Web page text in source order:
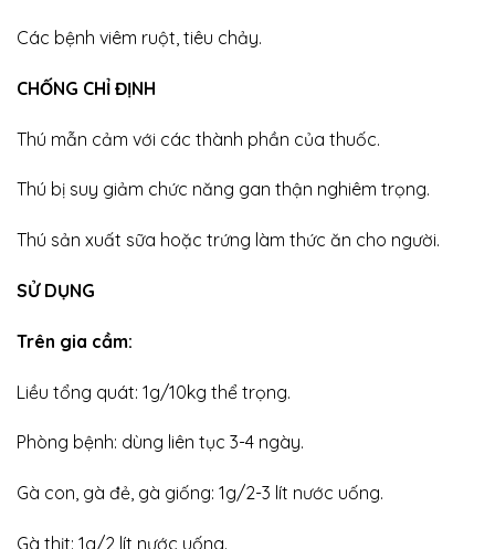
Các bệnh viêm ruột, tiêu chảy.
CHỐNG CHỈ ĐỊNH
Thú mẫn cảm với các thành phần của thuốc.
Thú bị suy giảm chức năng gan thận nghiêm trọng.
Thú sản xuất sữa hoặc trứng làm thức ăn cho người.
SỬ DỤNG
Trên gia cầm:
Liều tổng quát: 1g/10kg thể trọng.
Phòng bệnh: dùng liên tục 3-4 ngày.
Gà con, gà đẻ, gà giống: 1g/2-3 lít nước uống.
Gà thịt: 1g/2 lít nước uống.